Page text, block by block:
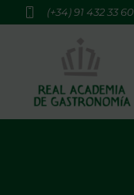
(+34) 91 432 33 60